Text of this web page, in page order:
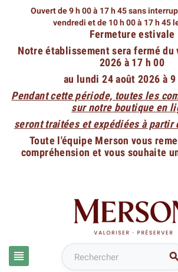
Ouvert de 9 h 00 à 17 h 45 sans
vendredi et de 10 h 00 à 17 h 45
Fermeture estivale
Notre établissement sera fermé du
2026 à 17 h 00
au lundi 24 août 2026 à 9
Pendant cette période, toutes les
sur notre boutique en
seront traitées et expédiées à partir
Toute l'équipe Merson vous
compréhension et vous souhaite
